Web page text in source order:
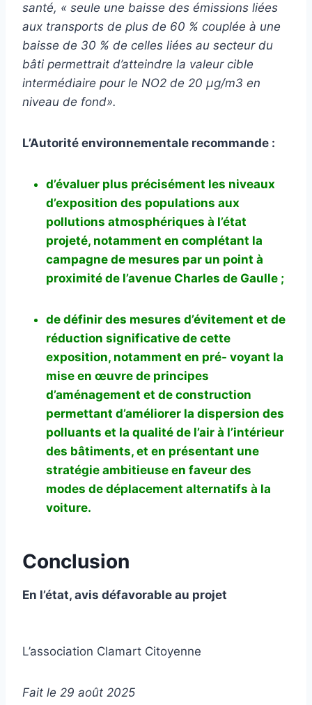
santé, « seule une baisse des émissions liées
aux transports de plus de 60 % couplée à une
baisse de 30 % de celles liées au secteur du
bâti permettrait d’atteindre la valeur cible
intermédiaire pour le NO2 de 20 μg/m3 en
niveau de fond».
L’Autorité environnementale recommande :
d’évaluer plus précisément les niveaux
d’exposition des populations aux
pollutions atmosphériques à l’état
projeté, notamment en complétant la
campagne de mesures par un point à
proximité de l’avenue Charles de Gaulle ;
de définir des mesures d’évitement et de
réduction significative de cette
exposition, notamment en pré- voyant la
mise en œuvre de principes
d’aménagement et de construction
permettant d’améliorer la dispersion des
polluants et la qualité de l’air à l’intérieur
des bâtiments, et en présentant une
stratégie ambitieuse en faveur des
modes de déplacement alternatifs à la
voiture.
Conclusion
En l’état, avis défavorable au projet
L’association Clamart Citoyenne
Fait le 29 août 2025